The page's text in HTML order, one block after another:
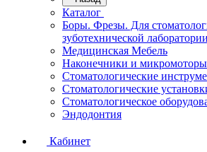
Каталог
Боры. Фрезы. Для
зуботехнической лаборатории
Медицинская Мебель
Наконечники и микромоторы
Стоматологические
Стоматологические
Стоматологическое
Эндодонтия
Кабинет